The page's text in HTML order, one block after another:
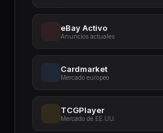
eBay Activo
Anuncios actuales
Cardmarket
Mercado europeo
TCGPlayer
Mercado de EE.UU.